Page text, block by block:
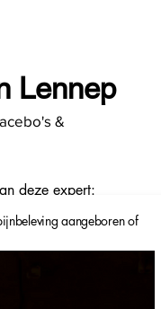
Vraag het
hier
Lennep
&
deze expert:
aangeboren of